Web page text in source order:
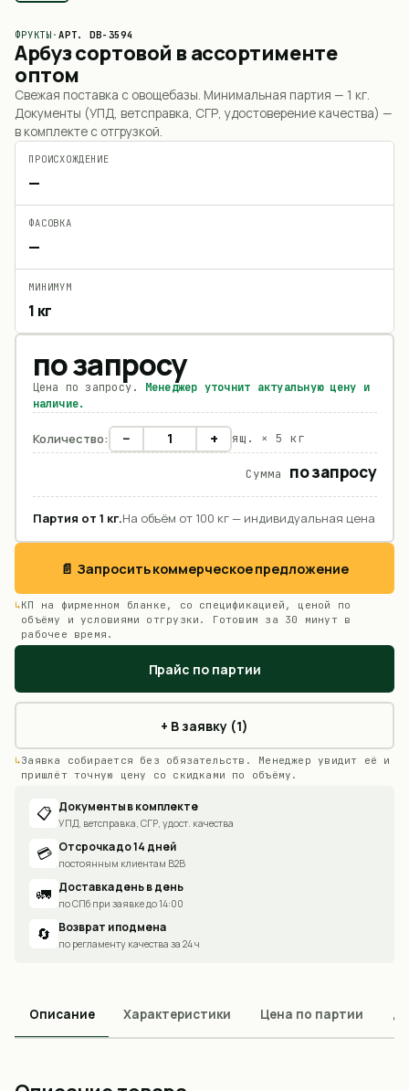
ФРУКТЫ · АРТ.DB-3594
Арбуз сортовой в ассортименте
оптом
Свежая поставка с овощебазы. Минимальная партия — 1 кг.
Документы (УПД, ветсправка, СГР, удостоверение качества) —
в комплекте с отгрузкой.
ПРОИСХОЖДЕНИЕ
—
ФАСОВКА
—
МИНИМУМ
1 кг
по запросу
Цена по запросу. Менеджер уточнит актуальную цену и
наличие.
Количество: − + ящ. × 5 кг
Сумма по запросу
Партия от 1 кг.На объём от 100 кг — индивидуальная цена
📄 Запросить коммерческое предложение
КП на фирменном бланке, со спецификацией, ценой по
объёму и условиями отгрузки. Готовим за 30 минут в
рабочее время.
Прайс по партии
+ В заявку (1)
Заявка собирается без обязательств. Менеджер увидит её и
пришлёт точную цену со скидками по объёму.
📋 Документы в комплекте
УПД, ветсправка, СГР, удост. качества
💳 Отсрочка до 14 дней
постоянным клиентам B2B
🚛 Доставка день в день
по СПб при заявке до 14:00
🔄 Возврат и подмена
по регламенту качества за 24 ч
Описание Характеристики Цена по партии